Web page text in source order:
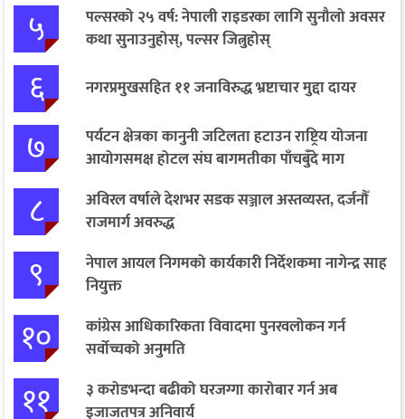
५
पल्सरको २५ वर्ष: नेपाली राइडरका लागि सुनौलो अवसर
कथा सुनाउनुहोस्, पल्सर जित्नुहोस्
६ नगरप्रमुखसहित ११ जनाविरुद्ध भ्रष्टाचार मुद्दा दायर
७
पर्यटन क्षेत्रका कानुनी जटिलता हटाउन राष्ट्रिय योजना
आयोगसमक्ष होटल संघ बागमतीका पाँचबुँदे माग
८
अविरल वर्षाले देशभर सडक सञ्जाल अस्तव्यस्त, दर्जनौँ
राजमार्ग अवरुद्ध
९
नेपाल आयल निगमको कार्यकारी निर्देशकमा नागेन्द्र साह
नियुक्त
१०
कांग्रेस आधिकारिकता विवादमा पुनरवलोकन गर्न
सर्वोच्चको अनुमति
११
३ करोडभन्दा बढीको घरजग्गा कारोबार गर्न अब
इजाजतपत्र अनिवार्य